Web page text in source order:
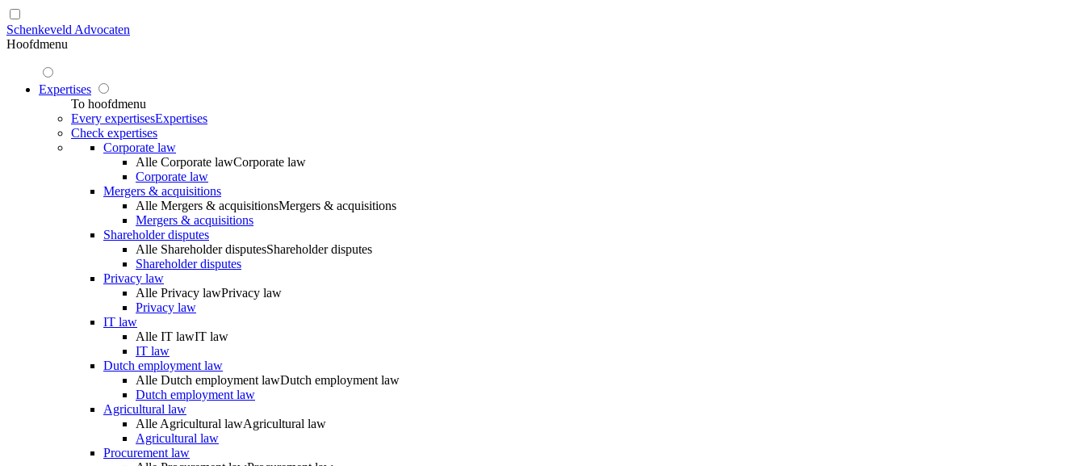
Schenkeveld Advocaten
Hoofdmenu
Expertises
To hoofdmenu
Every expertisesExpertises
Check expertises
Corporate law
Alle Corporate lawCorporate law
Corporate law
Mergers & acquisitions
Alle Mergers & acquisitionsMergers & acquisitions
Mergers & acquisitions
Shareholder disputes
Alle Shareholder disputesShareholder disputes
Shareholder disputes
Privacy law
Alle Privacy lawPrivacy law
Privacy law
IT law
Alle IT lawIT law
IT law
Dutch employment law
Alle Dutch employment lawDutch employment law
Dutch employment law
Agricultural law
Alle Agricultural lawAgricultural law
Agricultural law
Procurement law